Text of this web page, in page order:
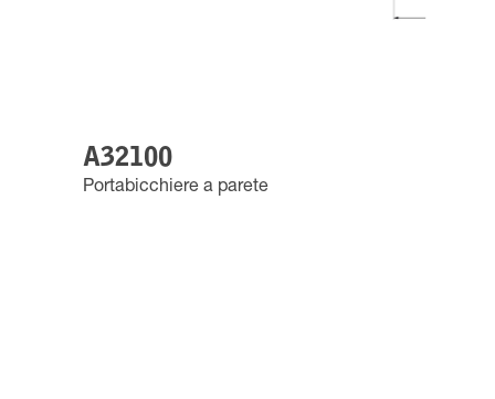
A32100
Portabicchiere a parete